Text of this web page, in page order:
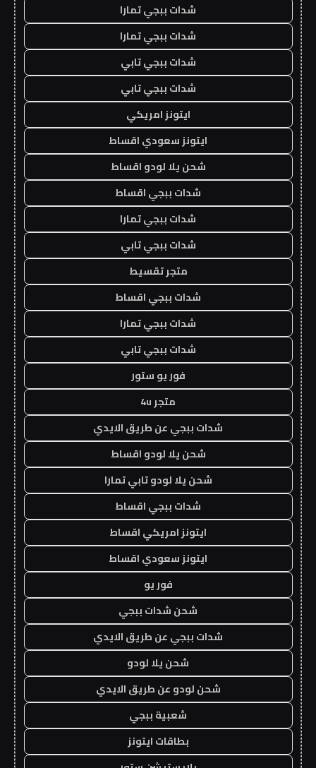
شدات ببجي تمارا
شدات ببجي تمارا
شدات ببجي تابي
شدات ببجي تابي
ايتونز امريكي
ايتونز سعودي اقساط
شحن يلا لودو اقساط
شدات ببجي اقساط
شدات ببجي تمارا
شدات ببجي تابي
متجر تقسيط
شدات ببجي اقساط
شدات ببجي تمارا
شدات ببجي تابي
فور يو ستور
متجر 4u
شدات ببجي عن طريق الايدي
شحن يلا لودو اقساط
شحن يلا لودو تابي تمارا
شدات ببجي اقساط
ايتونز امريكي اقساط
ايتونز سعودي اقساط
فور يو
شحن شدات ببجي
شدات ببجي عن طريق الايدي
شحن يلا لودو
شحن لودو عن طريق الايدي
شعبية ببجي
بطاقات ايتونز